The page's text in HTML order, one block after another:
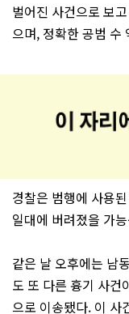
벌어진 사건으로 보
으며, 정확한 공범 수
경찰은 범행에 사용
일대에 버려졌을 가
같은 날 오후에는 남
도 또 다른 흉기 사건
으로 이송됐다. 이 사